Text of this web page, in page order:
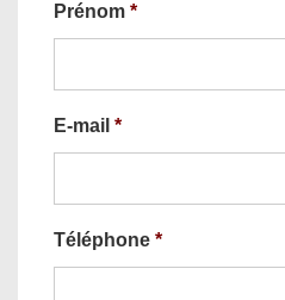
Prénom *
E-mail *
Téléphone *